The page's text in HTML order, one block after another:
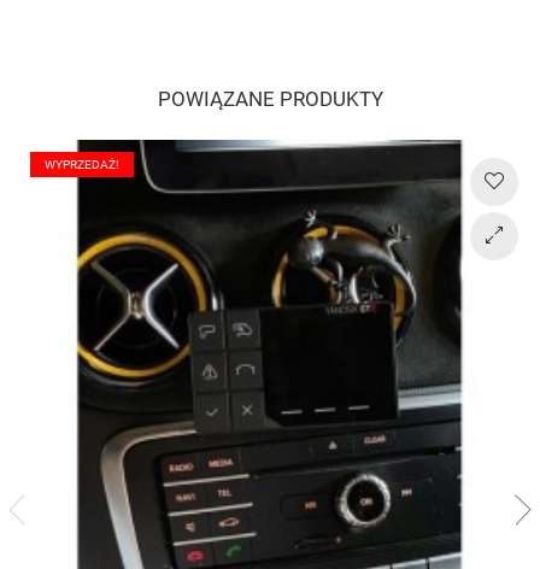
POWIĄZANE PRODUKTY
WYPRZEDAŻ!